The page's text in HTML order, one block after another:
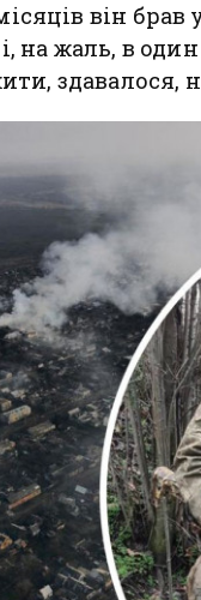
він
на жаль, в
здавалося,